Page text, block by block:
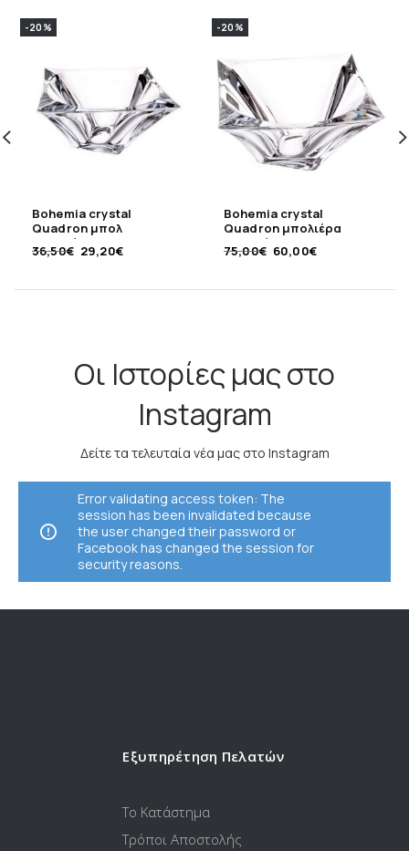
-20%
Bohemia crystal
Quadron μπολ
κρυστάλλινο 18 εκ
36,50€ 29,20€
-20%
Bohemia crystal
Quadron μπολιέρα
κρυστάλλινη 33εκ
75,00€ 60,00€
Οι Ιστορίες μας στο
Instagram
Δείτε τα τελευταία νέα μας στο Instagram
Error validating access token: The
session has been invalidated because
the user changed their password or
Facebook has changed the session for
security reasons.
Εξυπηρέτηση Πελατών
Το Κατάστημα
Τρόποι Αποστολής